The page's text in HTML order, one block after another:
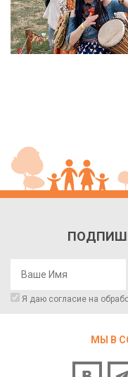
Я даю согласие на
МЫ В